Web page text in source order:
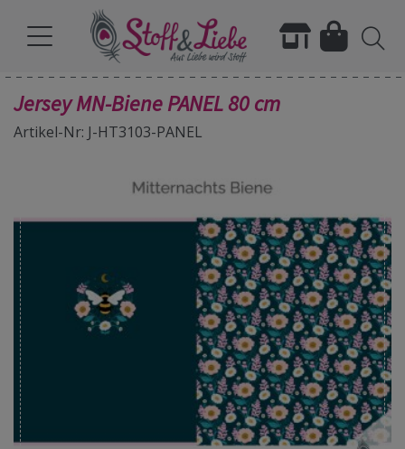
Jersey MN-Biene PANEL 80 cm
Artikel-Nr: J-HT3103-PANEL